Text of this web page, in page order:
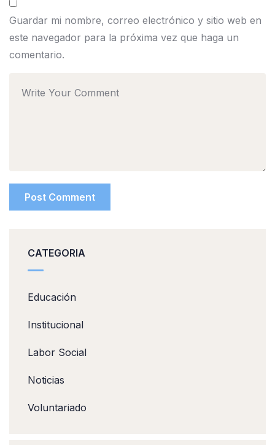
Guardar mi nombre, correo electrónico y sitio web en
este navegador para la próxima vez que haga un
comentario.
CATEGORIA
Educación
Institucional
Labor Social
Noticias
Voluntariado